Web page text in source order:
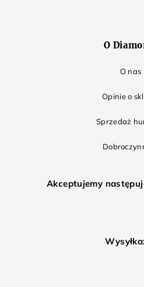
O
O nas
Opinie o
Sprzedaż
Akceptujemy
Wysyłka: